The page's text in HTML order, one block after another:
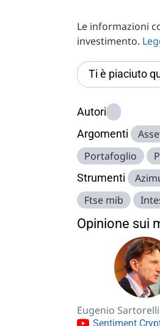
Le informazioni
investimento.
Ti è piaciuto
Autori
Argomenti
Portafoglio
Strumenti
Ftse mib
Opinione sui
Eugenio Sartorelli
Sentiment